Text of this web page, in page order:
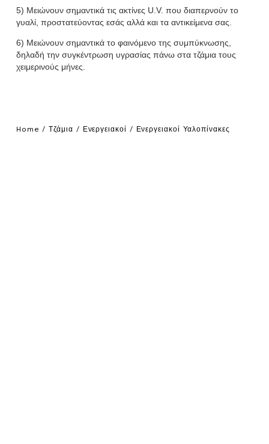
Home /Τζάμια / Ενεργειακοί / Ενεργειακοί Υαλοπίνακες
5) Μειώνουν σημαντικά τις ακτίνες U.V. που διαπερνούν το
γυαλί, προστατεύοντας εσάς αλλά και τα αντικείμενα σας.
6) Μειώνουν σημαντικά το φαινόμενο της συμπύκνωσης,
δηλαδή την συγκέντρωση υγρασίας πάνω στα τζάμια τους
χειμερινούς μήνες.